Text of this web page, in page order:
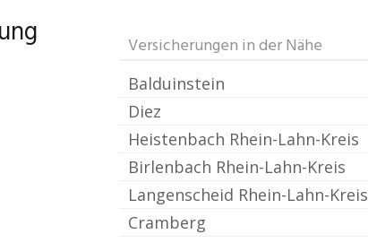
Versicherungen in der Nähe
Balduinstein
Diez
Heistenbach Rhein-Lahn-Kreis
Birlenbach Rhein-Lahn-Kreis
Langenscheid Rhein-Lahn-Kreis
Cramberg